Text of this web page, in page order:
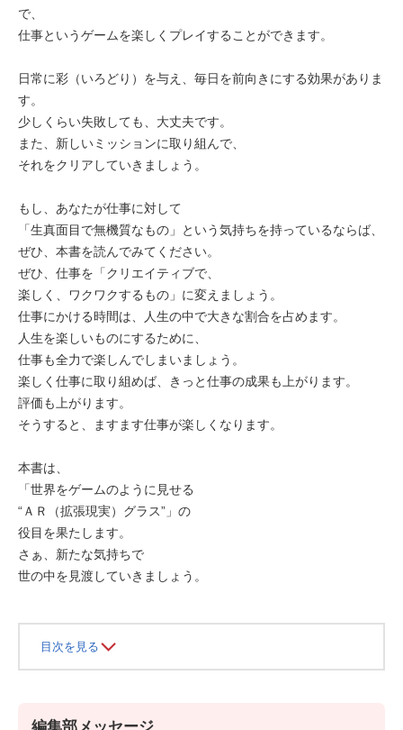
で、
仕事というゲームを楽しくプレイすることができます。
日常に彩（いろどり）を与え、毎日を前向きにする効果がありま
す。
少しくらい失敗しても、大丈夫です。
また、新しいミッションに取り組んで、
それをクリアしていきましょう。
もし、あなたが仕事に対して
「生真面目で無機質なもの」という気持ちを持っているならば、
ぜひ、本書を読んでみてください。
ぜひ、仕事を「クリエイティブで、
楽しく、ワクワクするもの」に変えましょう。
仕事にかける時間は、人生の中で大きな割合を占めます。
人生を楽しいものにするために、
仕事も全力で楽しんでしまいましょう。
楽しく仕事に取り組めば、きっと仕事の成果も上がります。
評価も上がります。
そうすると、ますます仕事が楽しくなります。
本書は、
「世界をゲームのように見せる
“ＡＲ（拡張現実）グラス”」の
役目を果たします。
さぁ、新たな気持ちで
世の中を見渡していきましょう。
目次を見る